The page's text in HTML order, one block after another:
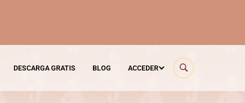
DESCARGA GRATIS BLOG ACCEDER